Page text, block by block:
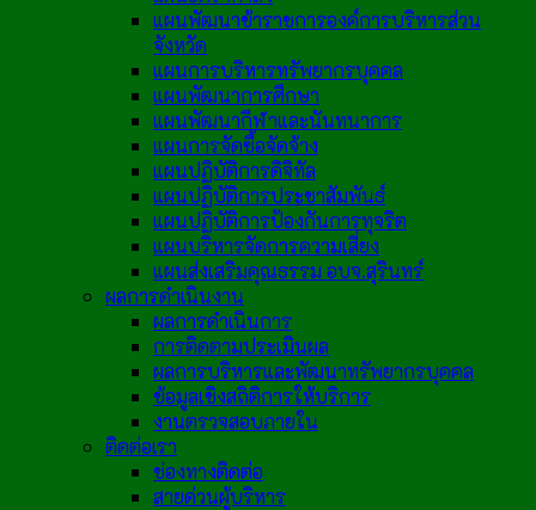
แผนพัฒนาข้าราชการองค์การบริหารส่วน
จังหวัด
แผนการบริหารทรัพยากรบุคคล
แผนพัฒนาการศึกษา
แผนพัฒนากีฬาและนันทนาการ
แผนการจัดซื้อจัดจ้าง
แผนปฏิบัติการดิจิทัล
แผนปฏิบัติการประชาสัมพันธ์
แผนปฏิบัติการป้องกันการทุจริต
แผนบริหารจัดการความเสี่ยง
แผนส่งเสริมคุณธรรม อบจ.สุรินทร์
ผลการดำเนินงาน
ผลการดำเนินการ
การติดตามประเมินผล
ผลการบริหารและพัฒนาทรัพยากรบุคคล
ข้อมูลเชิงสถิติการให้บริการ
งานตรวจสอบภายใน
ติดต่อเรา
ช่องทางติดต่อ
สายด่วนผู้บริหาร